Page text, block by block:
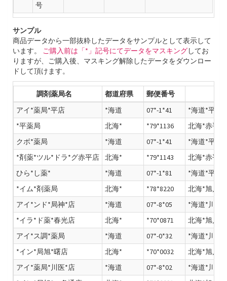
号
サンプル
商品データから一部抜粋したデータをサンプルとして表示して
います。 ご購入前は「*」記号にてデータをマスキングしてお
りますが、ご購入後、マスキング解除したデータをダウンロー
ドして頂けます。
調剤薬局名 都道府県
郵便番号
アイ*薬局*平店
*海道 07*-1*41
*海道*平市
*平薬局
北海* *79*1136
北海*赤平*
クボ*薬局
*海道 07*-1*41
*海道*平市
*剤薬*ツル*ドラ*グ赤平店
北海* *79*1143
北海*赤平*
ひら*し薬*
*海道 07*-1*81
*海道*平市
*イム*剤薬局
北海* *78*8220
北海*旭川*
アイ*ンド*局神*店
*海道 07*-8*05
*海道*川市
*イラ*ド薬*春光店
北海* *70*0871
北海*旭川*
アイ*ス調*薬局
*海道 07*-0*32
*海道*川市
*イン*局旭*曙店
北海* *70*0032
北海*旭川*
アイ*薬局*川医*店
*海道 07*-8*02
*海道*川市